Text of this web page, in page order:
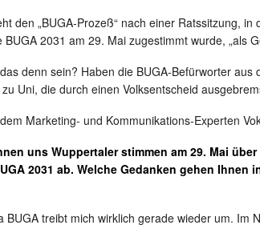
den „BUGA-Prozeß“ nach einer Ratssitzung,
2031 am 29. Mai zugestimmt wurde, „als
denn sein? Haben die BUGA-Befürworter aus
Uni, die durch einen Volksentscheid
Marketing- und Kommunikations-Experten
uns Wuppertaler stimmen am 29. Mai
2031 ab. Welche Gedanken gehen Ihnen
BUGA treibt mich wirklich gerade wieder um. Im